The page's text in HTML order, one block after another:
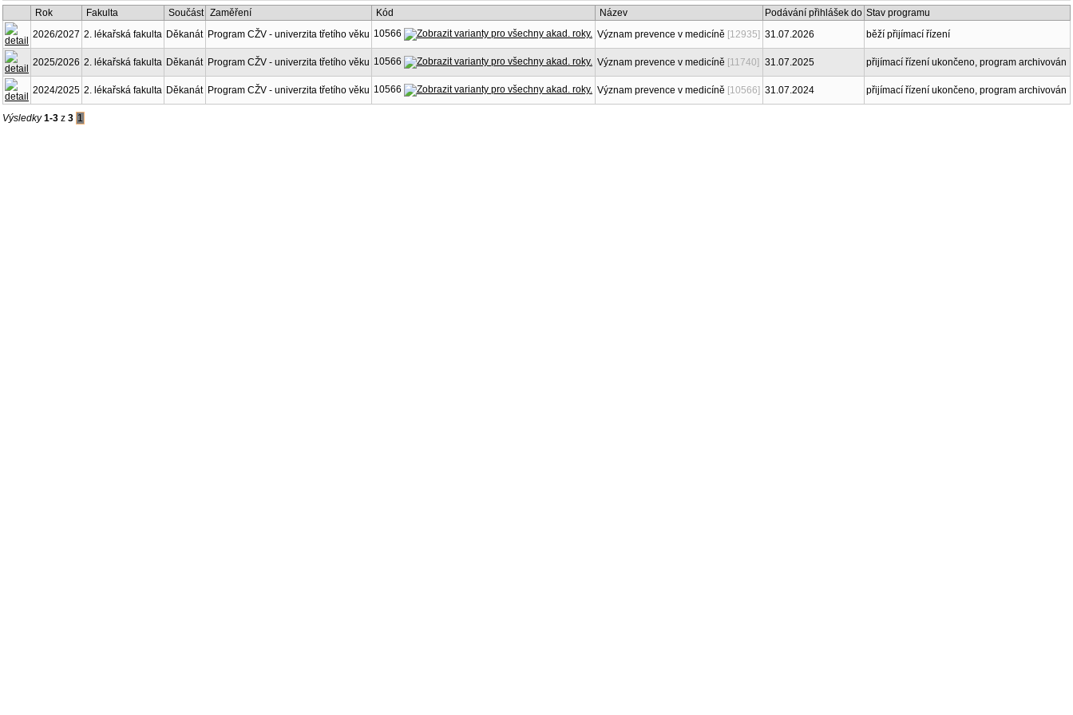
Rok Fakulta Součást Zaměření Kód Název Podávání přihlášek do Stav programu
2026/2027 2. lékařská fakulta Děkanát Program CŽV - univerzita třetího věku 10566 Význam prevence v medicíně [12935] 31.07.2026 běží přijímací řízení
2025/2026 2. lékařská fakulta Děkanát Program CŽV - univerzita třetího věku 10566 Význam prevence v medicíně [11740] 31.07.2025 přijímací řízení ukončeno, program archivován
2024/2025 2. lékařská fakulta Děkanát Program CŽV - univerzita třetího věku 10566 Význam prevence v medicíně [10566] 31.07.2024 přijímací řízení ukončeno, program archivován
Výsledky1-3 z 3 1